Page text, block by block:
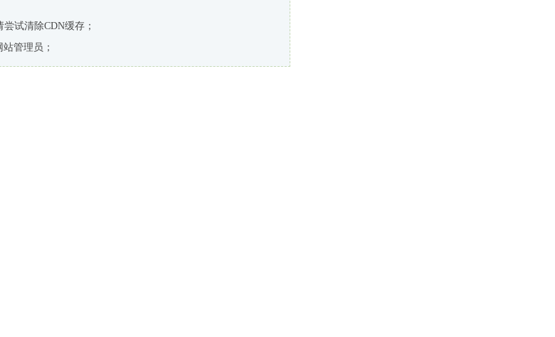
试清除CDN缓存；
管理员；